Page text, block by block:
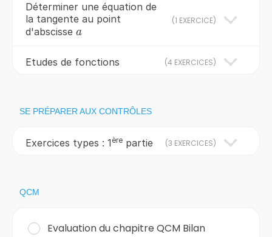
x_{2}
\right)}
{x^{2} }
Déterminer une équation de
la tangente au point
d'abscisse a
a
(1 EXERCICE)
Etudes de fonctions (4 EXERCICES)
SE PRÉPARER AUX CONTRÔLES
Exercices types : 1ère partie (3 EXERCICES)
QCM
Evaluation du chapitre QCM Bilan